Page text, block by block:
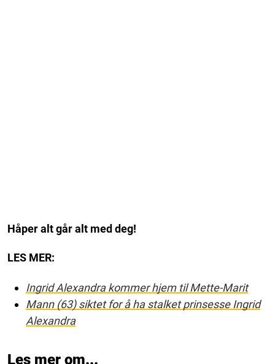
Håper alt går alt med deg!
LES MER:
Ingrid Alexandra kommer hjem til Mette-Marit
Mann (63) siktet for å ha stalket prinsesse Ingrid
Alexandra
Les mer om...